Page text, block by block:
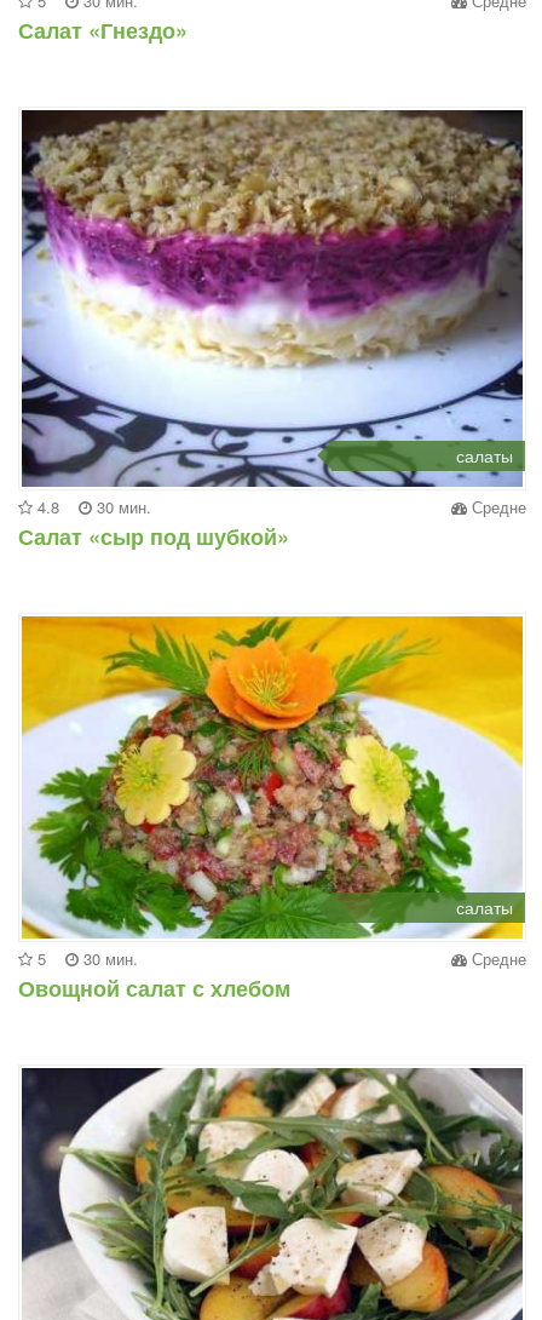
Салат «Гнездо»
салаты
4.8 30 мин. Средне
Салат «сыр под шубкой»
салаты
5 30 мин. Средне
Овощной салат с хлебом